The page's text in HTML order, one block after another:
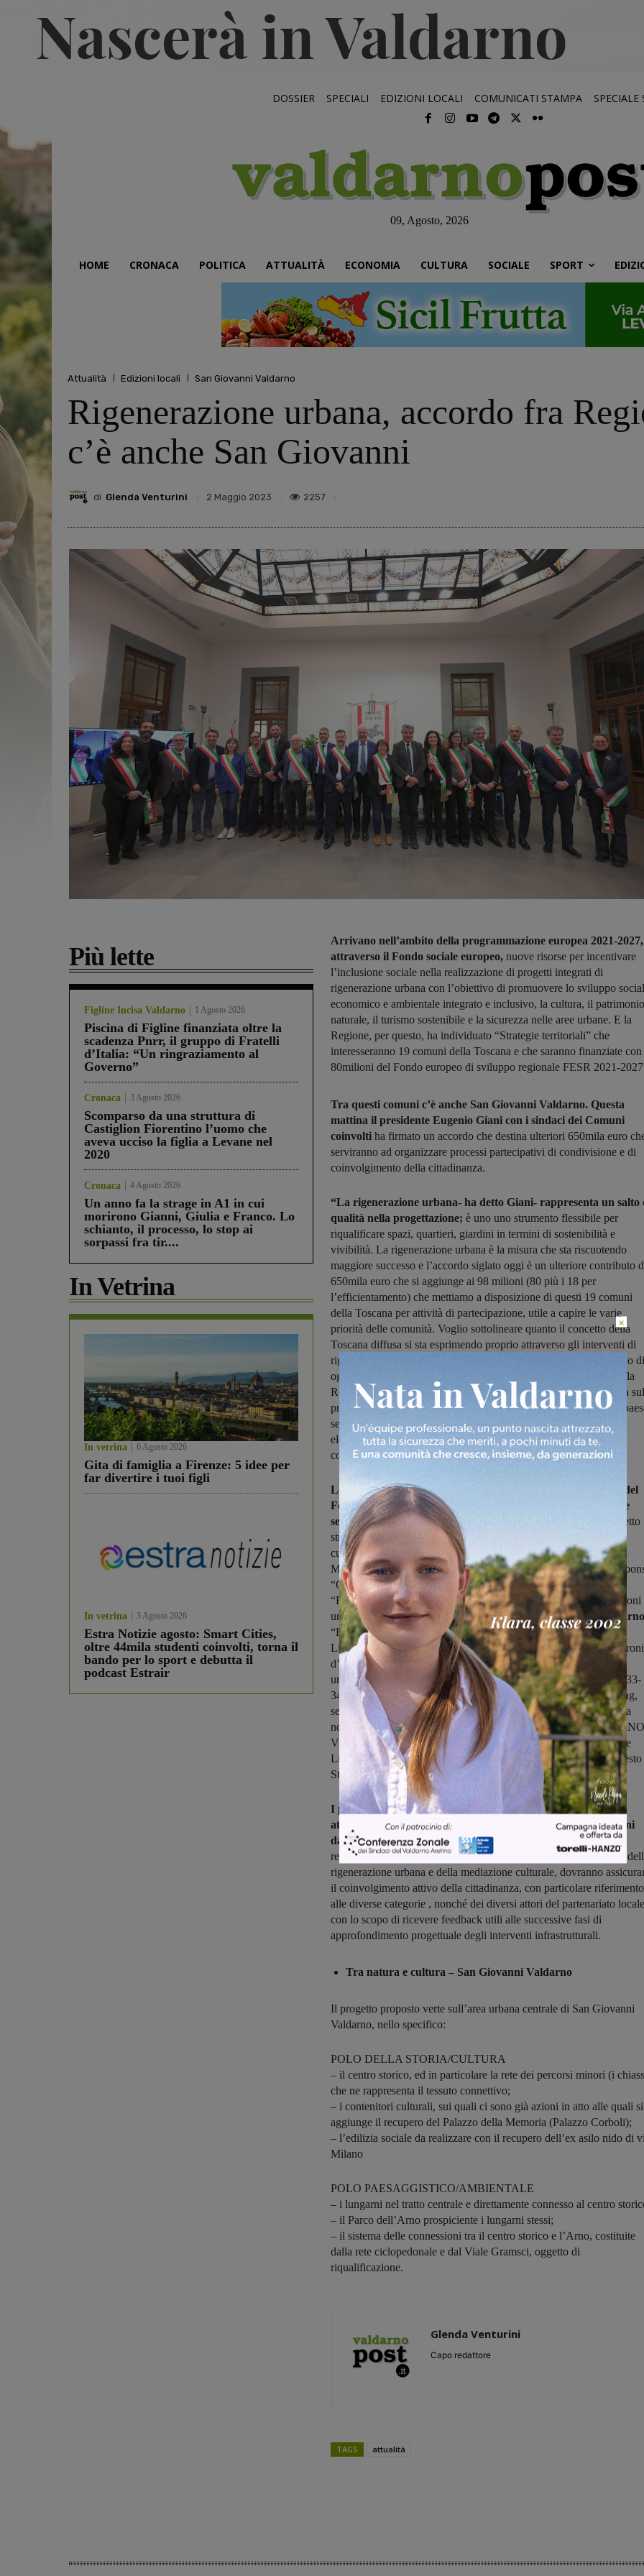
DOSSIER SPECIALI EDIZIONI LOCALI COMUNICATI STAMPA SPECIALE
09, Agosto, 2026
HOME CRONACA POLITICA ATTUALITÀ ECONOMIA CULTURA SOCIALE SPORT
Attualità Edizioni locali San Giovanni Valdarno
Rigenerazione urbana, accordo fra
c’è anche San Giovanni
di Glenda Venturini 2 Maggio 2023 2257
Più lette
Figline Incisa Valdarno 1 Agosto 2026
Piscina di Figline finanziata oltre la
scadenza Pnrr, il gruppo di Fratelli
d’Italia: “Un ringraziamento al
Governo”
Cronaca 3 Agosto 2026
Scomparso da una struttura di
Castiglion Fiorentino l’uomo che
aveva ucciso la figlia a Levane nel
2020
Cronaca 4 Agosto 2026
Un anno fa la strage in A1 in cui
morirono Gianni, Giulia e Franco. Lo
schianto, il processo, lo stop ai
sorpassi fra tir....
In Vetrina
In vetrina 6 Agosto 2026
Gita di famiglia a Firenze: 5 idee per
far divertire i tuoi figli
In vetrina 3 Agosto 2026
Estra Notizie agosto: Smart Cities,
oltre 44mila studenti coinvolti, torna il
bando per lo sport e debutta il
podcast Estrair
Arrivano nell’ambito della programmazione europea 2021-2027,
attraverso il Fondo sociale europeo, nuove risorse per incentivare
l’inclusione sociale nella realizzazione di progetti integrati di
rigenerazione urbana con l’obiettivo di promuovere lo sviluppo
economico e ambientale integrato e inclusivo, la cultura, il patrimonio
naturale, il turismo sostenibile e la sicurezza nelle aree urbane. E la
Regione, per questo, ha individuato “Strategie territoriali” che
interesseranno 19 comuni della Toscana e che saranno finanziate con
80milioni del Fondo europeo di sviluppo regionale FESR 2021-
Tra questi comuni c’è anche San Giovanni Valdarno. Questa
mattina il presidente Eugenio Giani con i sindaci dei Comuni
coinvolti ha firmato un accordo che destina ulteriori 650mila euro
serviranno ad organizzare processi partecipativi di condivisione e di
coinvolgimento della cittadinanza.
“La rigenerazione urbana- ha detto Giani- rappresenta un salto
qualità nella progettazione; è uno uno strumento flessibile per
riqualificare spazi, quartieri, giardini in termini di sostenibilità e
vivibilità. La rigenerazione urbana è la misura che sta riscuotendo
maggiore successo e l’accordo siglato oggi è un ulteriore contributo
650mila euro che si aggiunge ai 98 milioni (80 più i 18 per
l’efficientamento) che mettiamo a disposizione di questi 19 comuni
della Toscana per attività di partecipazione, utile a capire le varie
priorità delle comunità. Voglio sottolineare quanto il concetto della
Toscana diffusa si sta esprimendo proprio attraverso gli interventi di
rigenerazione urbana. Quindi una Toscana che attraverso l’accordo di
oggi dà il senso di una nuova frontiera di modernità rispetto a cui la
Regione interviene, non con aiuti sulla singola opera pubblica, ma sul
profilo della qualificazione di angoli, spazi importantissimi di un
secondo i secondo i principi della Toscana diffusa. Si tratta di un
elemento virtuoso e di novità, finalizzato alla concertazione e
condivisione di obiettivi fra pubbliche amministrazioni”
Le strategie territoriali, individuate e finanziabili con risorse del
Fondo europeo di sviluppo regionale FESR 2021-2027 sono le
seguenti: “Rigenerazione urbana Area ILVA” a Follonica; “Progetto
strategico di riqualificazione area urbana e rigenerazione socio-
culturale del Parco delle Mura di Siena comprendente la Fortezza
Medicea e il Complesso San Marco” a Siena, “ABCura” a
“Quartieri Social San Concordio e Ponte a Moriano” a Lucca;
“Rigenerazione del polo teatrale del Fabbricone e nuove connessioni
urbane” a Prato;“Tra natura e cultura” a San Giovanni
“Hangar creativi – Spazi rigenerati per arte, cultura e impresa” a
Livorno; “Vivere il territorio: un nuovo modo di abitare” a Monteroni
d’Arbia, Rapolano Terme, Castellina in Chianti; “Rigenerazione
urbana del Complesso San Salvi – riqualificazione dei padiglioni 33-
34-35-37 e dei loro spazi verdi di pertinenza, per finalità di housing,
servizi e attività culturali” a Firenze; “Ecosistema culturale Valdera
nord Monte pisano” a Calcinaia, Bientina, Buti, Vicopisano; “ARNO
VITA NOVA Move Live Learn” a Empoli e Comune di Capraia e
Limite; “RIGENERA SORGANE” a Bagno a Ripoli; “Vivere Sesto
Strategia di riqualificazione urbana” a Sesto Fiorentino.
I percorsi partecipativi saranno dettagliati nel programma di
attività che sarà presentato da ciascun Comune entro 30 giorni
dalla sottoscrizione dell’Accordo. Le attività dovranno essere
realizzate con l’apporto di esperti nel settore della partecipazione,
rigenerazione urbana e della mediazione culturale, dovranno
il coinvolgimento attivo della cittadinanza, con particolare riferimento
alle diverse categorie , nonché dei diversi attori del partenariato
con lo scopo di ricevere feedback utili alle successive fasi di
approfondimento progettuale degli interventi infrastrutturali.
Tra natura e cultura – San Giovanni Valdarno
Il progetto proposto verte sull’area urbana centrale di San Giovanni
Valdarno, nello specifico:
POLO DELLA STORIA/CULTURA
– il centro storico, ed in particolare la rete dei percorsi minori (i
che ne rappresenta il tessuto connettivo;
– i contenitori culturali, sui quali ci sono già azioni in atto alle quali si
aggiunge il recupero del Palazzo della Memoria (Palazzo Corboli);
– l’edilizia sociale da realizzare con il recupero dell’ex asilo nido di
Milano
POLO PAESAGGISTICO/AMBIENTALE
– i lungarni nel tratto centrale e direttamente connesso al centro
– il Parco dell’Arno prospiciente i lungarni stessi;
– il sistema delle connessioni tra il centro storico e l’Arno, costituite
dalla rete ciclopedonale e dal Viale Gramsci, oggetto di
riqualificazione.
Glenda Venturini
Capo redattore
TAGS attualità
×